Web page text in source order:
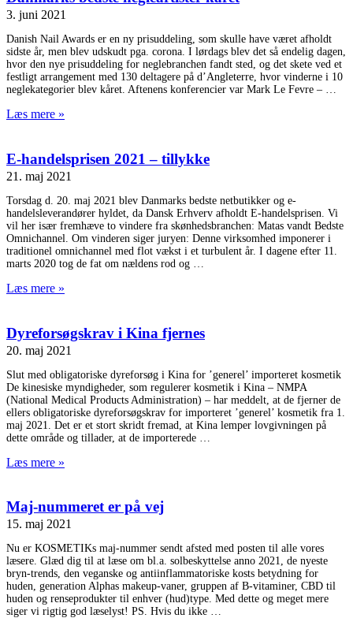
3. juni 2021
Danish Nail Awards er en ny prisuddeling, som skulle have været afholdt
sidste år, men blev udskudt pga. corona. I lørdags blev det så endelig dagen,
hvor den nye prisuddeling for neglebranchen fandt sted, og det skete ved et
festligt arrangement med 130 deltagere på d’Angleterre, hvor vinderne i 10
neglekategorier blev kåret. Aftenens konferencier var Mark Le Fevre –
Læs mere »
E-handelsprisen 2021 – tillykke
21. maj 2021
Torsdag d. 20. maj 2021 blev Danmarks bedste netbutikker og e-
handelsleverandører hyldet, da Dansk Erhverv afholdt E-handelsprisen. Vi
vil her især fremhæve to vindere fra skønhedsbranchen: Matas vandt Bedste
Omnichannel. Om vinderen siger juryen: Denne virksomhed imponerer i
traditionel omnichannel med flot vækst i et turbulent år. I dagene efter 11.
marts 2020 tog de fat om nældens rod og
Læs mere »
Dyreforsøgskrav i Kina fjernes
20. maj 2021
Slut med obligatoriske dyreforsøg i Kina for ’generel’ importeret kosmetik
De kinesiske myndigheder, som regulerer kosmetik i Kina – NMPA
(National Medical Products Administration) – har meddelt, at de fjerner de
ellers obligatoriske dyreforsøgskrav for importeret ’generel’ kosmetik fra 1.
maj 2021. Det er et stort skridt fremad, at Kina lemper lovgivningen på
dette område og tillader, at de importerede
Læs mere »
Maj-nummeret er på vej
15. maj 2021
Nu er KOSMETIKs maj-nummer sendt afsted med posten til alle vores
læsere. Glæd dig til at læse om bl.a. solbeskyttelse anno 2021, de nyeste
bryn-trends, den veganske og antiinflammatoriske kosts betydning for
huden, generation Alphas makeup-vaner, gruppen af B-vitaminer, CBD til
huden og renseprodukter til enhver (hud)type. Med dette og meget mere
siger vi rigtig god læselyst! PS. Hvis du ikke